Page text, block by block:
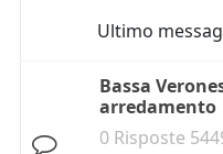
Ultimo
Bassa
arredamento
0 Risposte